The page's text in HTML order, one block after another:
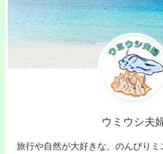
ウミウシ夫
旅行や自然が大好きな、のんびり